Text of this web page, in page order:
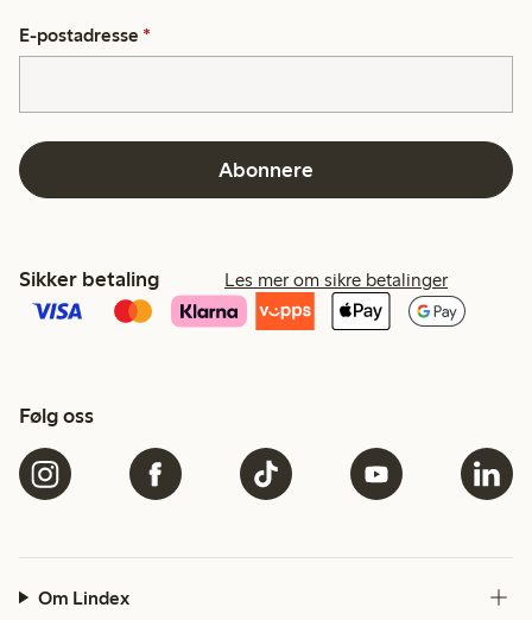
E-postadresse *
Abonnere
Sikker betaling Les mer om sikre betalinger
Følg oss
Om Lindex